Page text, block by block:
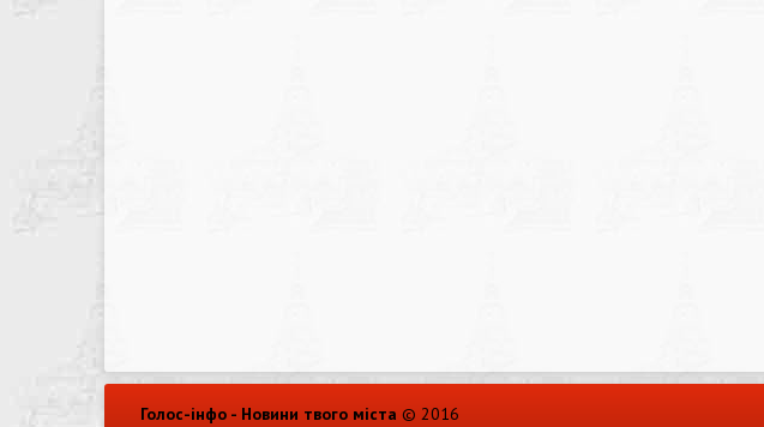
Голос-інфо - Новини твого міста © 2016